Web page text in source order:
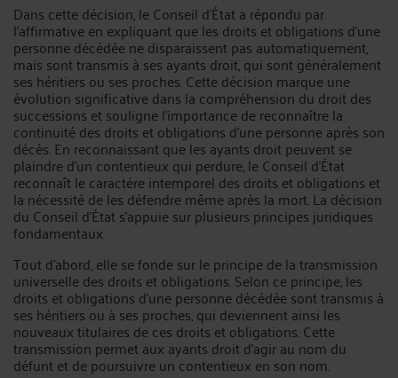
Dans cette décision, le Conseil d'État a répondu par
l'affirmative en expliquant que les droits et obligations d'une
personne décédée ne disparaissent pas automatiquement,
mais sont transmis à ses ayants droit, qui sont généralement
ses héritiers ou ses proches. Cette décision marque une
évolution significative dans la compréhension du droit des
successions et souligne l'importance de reconnaître la
continuité des droits et obligations d'une personne après son
décès. En reconnaissant que les ayants droit peuvent se
plaindre d'un contentieux qui perdure, le Conseil d'État
reconnaît le caractère intemporel des droits et obligations et
la nécessité de les défendre même après la mort. La décision
du Conseil d'État s'appuie sur plusieurs principes juridiques
fondamentaux.
Tout d'abord, elle se fonde sur le principe de la transmission
universelle des droits et obligations. Selon ce principe, les
droits et obligations d'une personne décédée sont transmis à
ses héritiers ou à ses proches, qui deviennent ainsi les
nouveaux titulaires de ces droits et obligations. Cette
transmission permet aux ayants droit d'agir au nom du
défunt et de poursuivre un contentieux en son nom.